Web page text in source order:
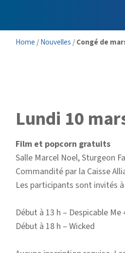
Home /Nouvelles /Congé de
Lundi 10
Film et popcorn gratuits
Salle Marcel Noel, Sturgeon
Commandité par la Caisse
Les participants sont invités
Début à 13 h – Despicable Me
Début à 18 h – Wicked